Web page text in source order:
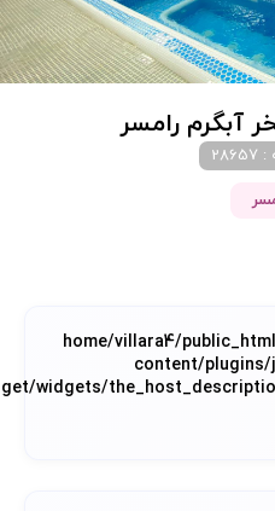
آبگرم رامسر
/home/villara4/
content/
widgets/